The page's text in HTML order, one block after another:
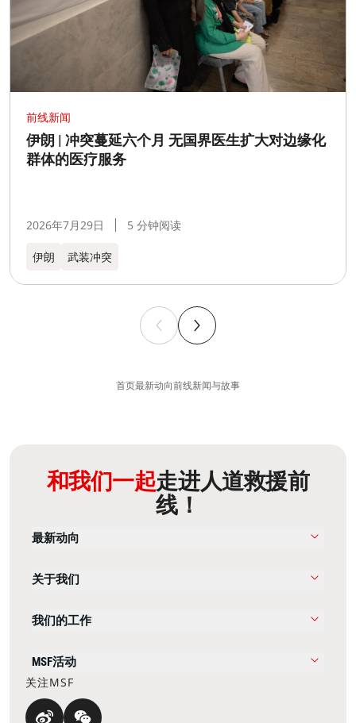
前线新闻
伊朗 | 冲突蔓延六个月 无国界医生扩大对边缘化
群体的医疗服务
2026年7月29日 5 分钟阅读
伊朗 武装冲突
首页最新动向前线新闻与故事
和我们一起走进人道救援前
线！
最新动向
关于我们
我们的工作
MSF活动
关注MSF